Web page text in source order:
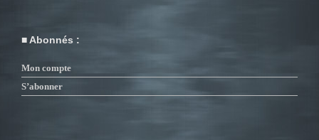
Abonnés :
Mon compte
S’abonner